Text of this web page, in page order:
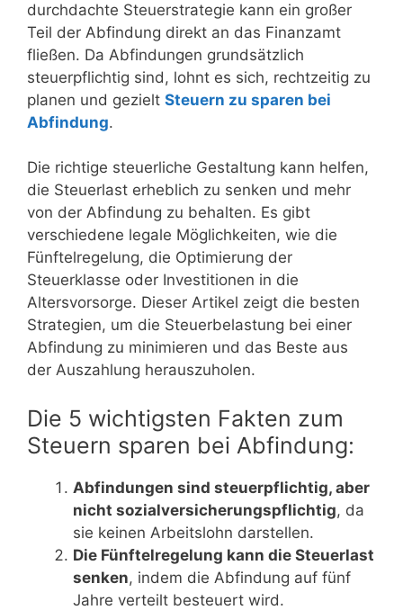
durchdachte Steuerstrategie kann ein großer
Teil der Abfindung direkt an das Finanzamt
fließen. Da Abfindungen grundsätzlich
steuerpflichtig sind, lohnt es sich, rechtzeitig zu
planen und gezielt Steuern zu sparen bei
Abfindung.
Die richtige steuerliche Gestaltung kann helfen,
die Steuerlast erheblich zu senken und mehr
von der Abfindung zu behalten. Es gibt
verschiedene legale Möglichkeiten, wie die
Fünftelregelung, die Optimierung der
Steuerklasse oder Investitionen in die
Altersvorsorge. Dieser Artikel zeigt die besten
Strategien, um die Steuerbelastung bei einer
Abfindung zu minimieren und das Beste aus
der Auszahlung herauszuholen.
Die 5 wichtigsten Fakten zum
Steuern sparen bei Abfindung:
Abfindungen sind steuerpflichtig, aber
nicht sozialversicherungspflichtig, da
sie keinen Arbeitslohn darstellen.
Die Fünftelregelung kann die Steuerlast
senken, indem die Abfindung auf fünf
Jahre verteilt besteuert wird.